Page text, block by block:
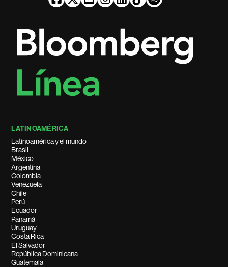
LATINOAMÉRICA
Latinoamérica y el mundo
Brasil
México
Argentina
Colombia
Venezuela
Chile
Perú
Ecuador
Panamá
Uruguay
Costa Rica
El Salvador
República Dominicana
Guatemala